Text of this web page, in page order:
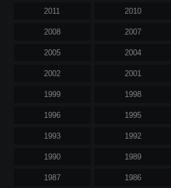
2011 2010
2008 2007
2005 2004
2002 2001
1999 1998
1996 1995
1993 1992
1990 1989
1987 1986